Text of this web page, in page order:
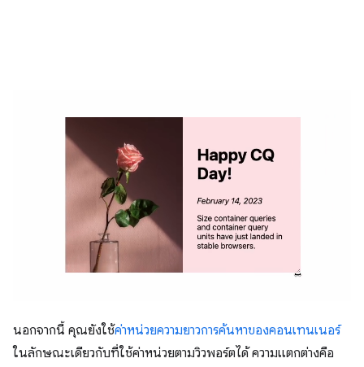
นอกจากนี้ คุณยังใช้ค่าหน่วยความยาวการค้นหาของคอนเทนเนอร์
ในลักษณะเดียวกับที่ใช้ค่าหน่วยตามวิวพอร์ตได้ ความแตกต่างคือ